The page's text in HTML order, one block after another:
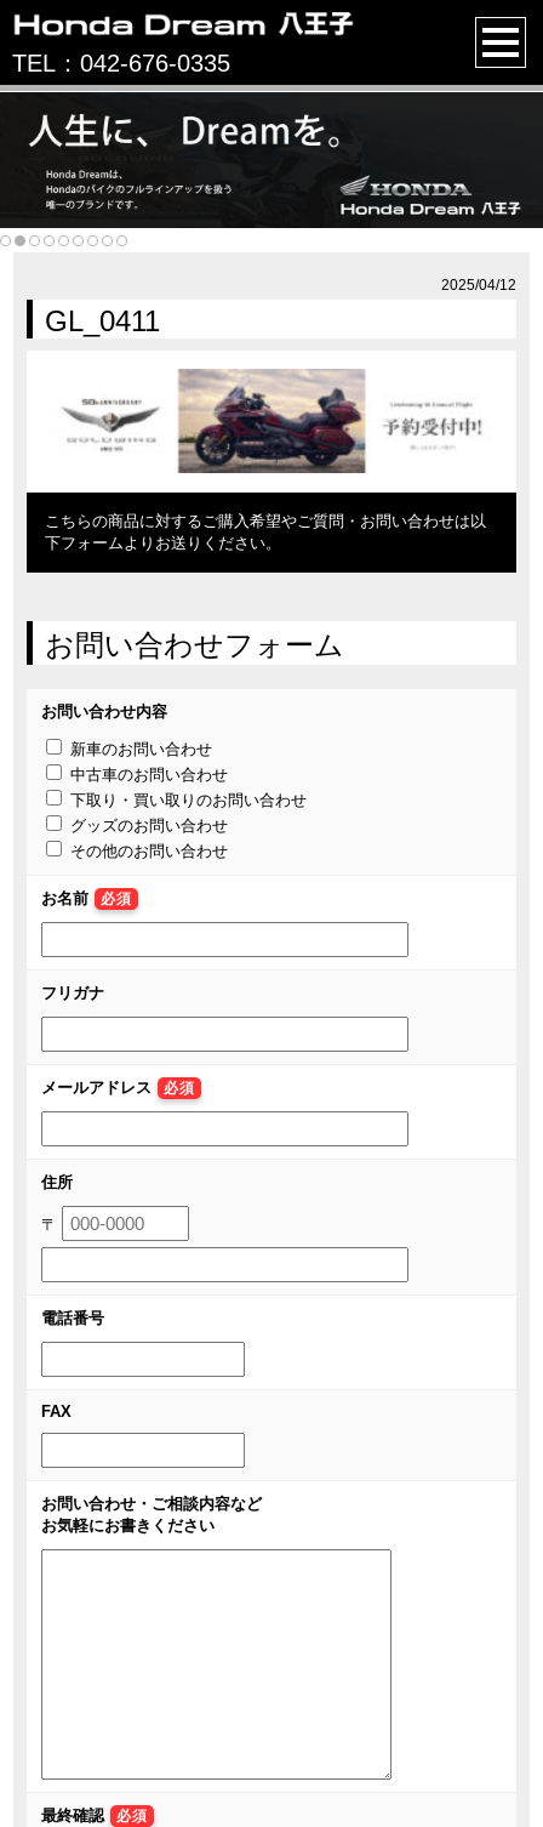
TEL：042-676-0335
2025/04/12
GL_0411
こちらの商品に対するご購入希望やご質問・お問い合わせは以
下フォームよりお送りください。
お問い合わせフォーム
お問い合わせ内容
新車のお問い合わせ
中古車のお問い合わせ
下取り・買い取りのお問い合わせ
グッズのお問い合わせ
その他のお問い合わせ
お名前 必須
フリガナ
メールアドレス 必須
住所
〒
電話番号
FAX
お問い合わせ・ご相談内容など
お気軽にお書きください
最終確認 必須